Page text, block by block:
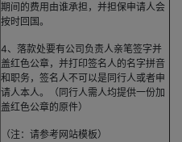
期间的费用由谁承担，并担保申请人会
按时回国。
4、落款处要有公司负责人亲笔签字并
盖红色公章，并打印签名人的名字拼音
和职务，签名人不可以是同行人或者申
请人本人。（同行人需人均提供一份加
盖红色公章的原件）
（注：请参考网站模板）